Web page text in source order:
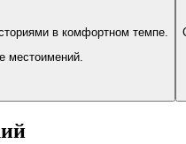
в комфортном темпе.
местоимений.